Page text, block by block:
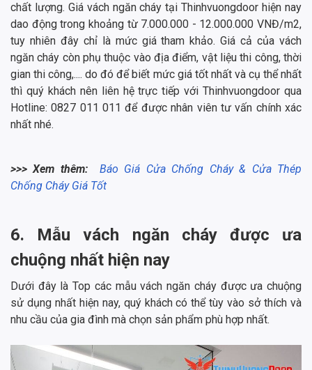
chất lượng. Giá vách ngăn cháy tại Thinhvuongdoor hiện nay
dao động trong khoảng từ 7.000.000 - 12.000.000 VNĐ/m2,
tuy nhiên đây chỉ là mức giá tham khảo. Giá cả của vách
ngăn cháy còn phụ thuộc vào địa điểm, vật liệu thi công, thời
gian thi công,.... do đó để biết mức giá tốt nhất và cụ thể nhất
thì quý khách nên liên hệ trực tiếp với Thinhvuongdoor qua
Hotline: 0827 011 011 để được nhân viên tư vấn chính xác
nhất nhé.
>>> Xem thêm: Báo Giá Cửa Chống Cháy & Cửa Thép
Chống Cháy Giá Tốt
6. Mẫu vách ngăn cháy được ưa
chuộng nhất hiện nay
Dưới đây là Top các mẫu vách ngăn cháy được ưa chuộng
sử dụng nhất hiện nay, quý khách có thể tùy vào sở thích và
nhu cầu của gia đình mà chọn sản phẩm phù hợp nhất.